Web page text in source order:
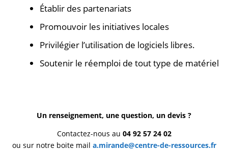
Établir des partenariats
Promouvoir les initiatives locales
Privilégier l’utilisation de logiciels libres.
Soutenir le réemploi de tout type de matériel
Un renseignement, une question, un devis ?
Contactez-nous au 04 92 57 24 02
ou sur notre boite mail a.mirande@centre-de-ressources.fr